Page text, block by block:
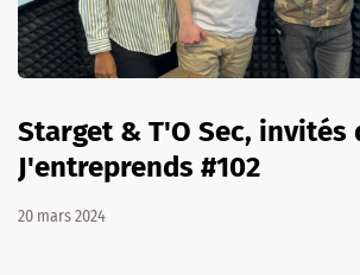
Starget & T'O Sec, invités
J'entreprends #102
20 mars 2024